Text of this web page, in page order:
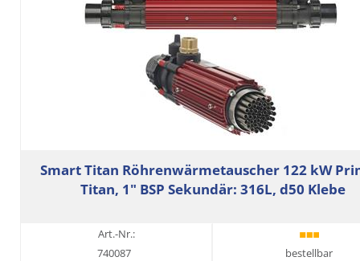
Smart Titan Röhrenwärmetauscher 122 kW
Titan, 1" BSP Sekundär: 316L, d50 Klebe
Art.-Nr.:
740087
bestellbar